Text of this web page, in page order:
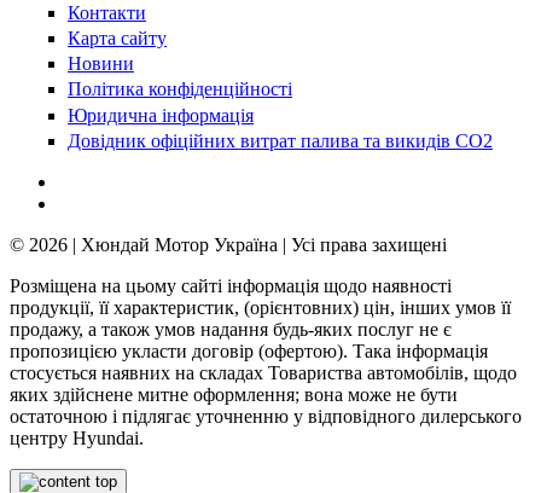
Контакти
Карта сайту
Новини
Політика конфіденційності
Юридична інформація
Довідник офіційних витрат палива та викидів СО2
© 2026 | Хюндай Мотор Україна | Усі права захищені
Розміщена на цьому сайті інформація щодо наявності
продукції, її характеристик, (орієнтовних) цін, інших умов її
продажу, а також умов надання будь-яких послуг не є
пропозицією укласти договір (офертою). Така інформація
стосується наявних на складах Товариства автомобілів, щодо
яких здійснене митне оформлення; вона може не бути
остаточною і підлягає уточненню у відповідного дилерського
центру Hyundai.